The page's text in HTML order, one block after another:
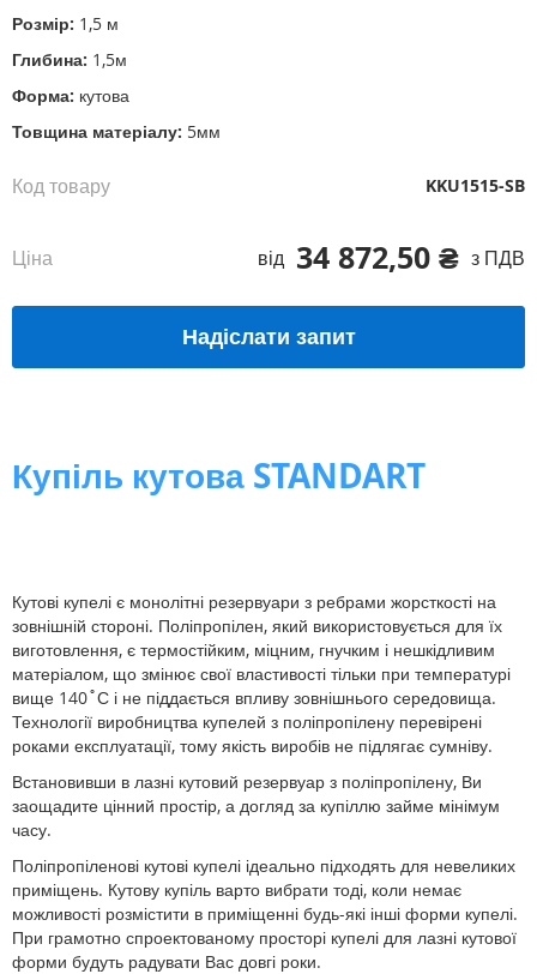
зображень
Розмір: 1,5 м
Глибина: 1,5м
Форма: кутова
Товщина матеріалу: 5мм
34 872,50 ₴ з ПДВ
Ціна від
Код товару KKU1515-SB
Надіслати запит
Купіль кутова STANDART
Кутові купелі є монолітні резервуари з ребрами жорсткості на
зовнішній стороні. Поліпропілен, який використовується для їх
виготовлення, є термостійким, міцним, гнучким і нешкідливим
матеріалом, що змінює свої властивості тільки при температурі
вище 140˚С і не піддається впливу зовнішнього середовища.
Технології виробництва купелей з поліпропілену перевірені
роками експлуатації, тому якість виробів не підлягає сумніву.
Встановивши в лазні кутовий резервуар з поліпропілену, Ви
заощадите цінний простір, а догляд за купіллю займе мінімум
часу.
Поліпропіленові кутові купелі ідеально підходять для невеликих
приміщень. Кутову купіль варто вибрати тоді, коли немає
можливості розмістити в приміщенні будь-які інші форми купелі.
При грамотно спроектованому просторі купелі для лазні кутової
форми будуть радувати Вас довгі роки.